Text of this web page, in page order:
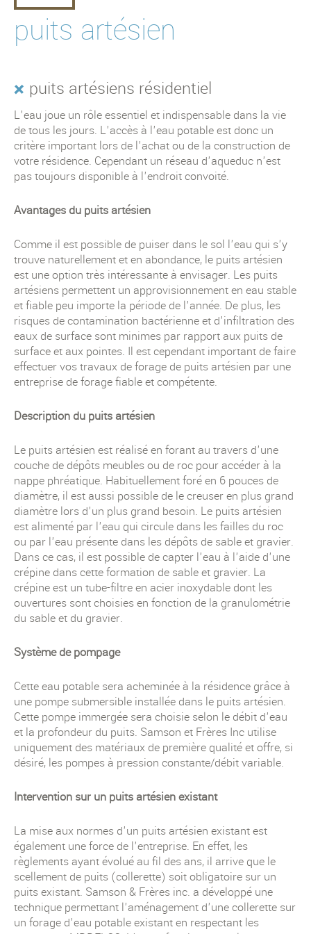
puits municipaux
puits artésien
puits artésiens résidentiel
L'eau joue un rôle essentiel et indispensable dans la vie
de tous les jours. L'accès à l'eau potable est donc un
critère important lors de l'achat ou de la construction de
votre résidence. Cependant un réseau d'aqueduc n'est
pas toujours disponible à l'endroit convoité.
Avantages du puits artésien
Comme il est possible de puiser dans le sol l'eau qui s'y
trouve naturellement et en abondance, le puits artésien
est une option très intéressante à envisager. Les puits
artésiens permettent un approvisionnement en eau stable
et fiable peu importe la période de l'année. De plus, les
risques de contamination bactérienne et d'infiltration des
eaux de surface sont minimes par rapport aux puits de
surface et aux pointes. Il est cependant important de faire
effectuer vos travaux de forage de puits artésien par une
entreprise de forage fiable et compétente.
Description du puits artésien
Le puits artésien est réalisé en forant au travers d'une
couche de dépôts meubles ou de roc pour accéder à la
nappe phréatique. Habituellement foré en 6 pouces de
diamètre, il est aussi possible de le creuser en plus grand
diamètre lors d'un plus grand besoin. Le puits artésien
est alimenté par l'eau qui circule dans les failles du roc
ou par l'eau présente dans les dépôts de sable et gravier.
Dans ce cas, il est possible de capter l'eau à l'aide d'une
crépine dans cette formation de sable et gravier. La
crépine est un tube-filtre en acier inoxydable dont les
ouvertures sont choisies en fonction de la granulométrie
du sable et du gravier.
Système de pompage
Cette eau potable sera acheminée à la résidence grâce à
une pompe submersible installée dans le puits artésien.
Cette pompe immergée sera choisie selon le débit d'eau
et la profondeur du puits. Samson et Frères Inc utilise
uniquement des matériaux de première qualité et offre, si
désiré, les pompes à pression constante/débit variable.
Intervention sur un puits artésien existant
La mise aux normes d'un puits artésien existant est
également une force de l'entreprise. En effet, les
règlements ayant évolué au fil des ans, il arrive que le
scellement de puits (collerette) soit obligatoire sur un
puits existant. Samson & Frères inc. a développé une
technique permettant l'aménagement d'une collerette sur
un forage d'eau potable existant en respectant les